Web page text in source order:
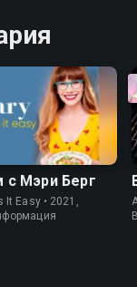
с Мэри Берг
It Easy • 2021,